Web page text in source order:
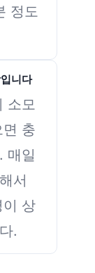
정도
니다
소모
충
매일
서
이 상
.